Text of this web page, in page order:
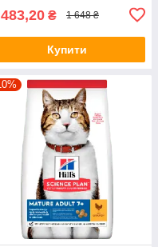
₴ 1 648 ₴
Купити